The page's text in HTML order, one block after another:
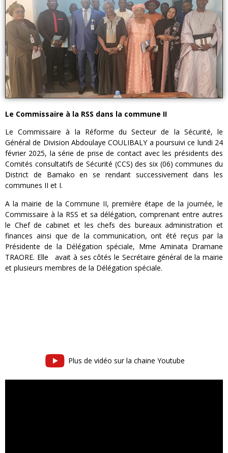
Le Commissaire à la RSS dans la commune II
Le Commissaire à la Réforme du Secteur de la Sécurité, le
Général de Division Abdoulaye COULIBALY a poursuivi ce lundi 24
février 2025, la série de prise de contact avec les présidents des
Comités consultatifs de Sécurité (CCS) des six (06) communes du
District de Bamako en se rendant successivement dans les
communes II et I.
A la mairie de la Commune II, première étape de la journée, le
Commissaire à la RSS et sa délégation, comprenant entre autres
le Chef de cabinet et les chefs des bureaux administration et
finances ainsi que de la communication, ont été reçus par la
Présidente de la Délégation spéciale, Mme Aminata Dramane
TRAORE. Elle avait à ses côtés le Secrétaire général de la mairie
et plusieurs membres de la Délégation spéciale.
Plus de vidéo sur la chaine Youtube